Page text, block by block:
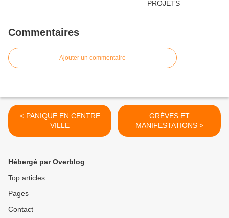
Commentaires
Ajouter un commentaire
< PANIQUE EN CENTRE
VILLE
GRÈVES ET
MANIFESTATIONS >
Hébergé par Overblog
Top articles
Pages
Contact